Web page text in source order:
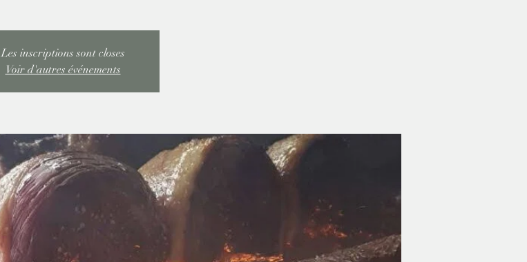
Les inscriptions sont closes
Voir d'autres événements